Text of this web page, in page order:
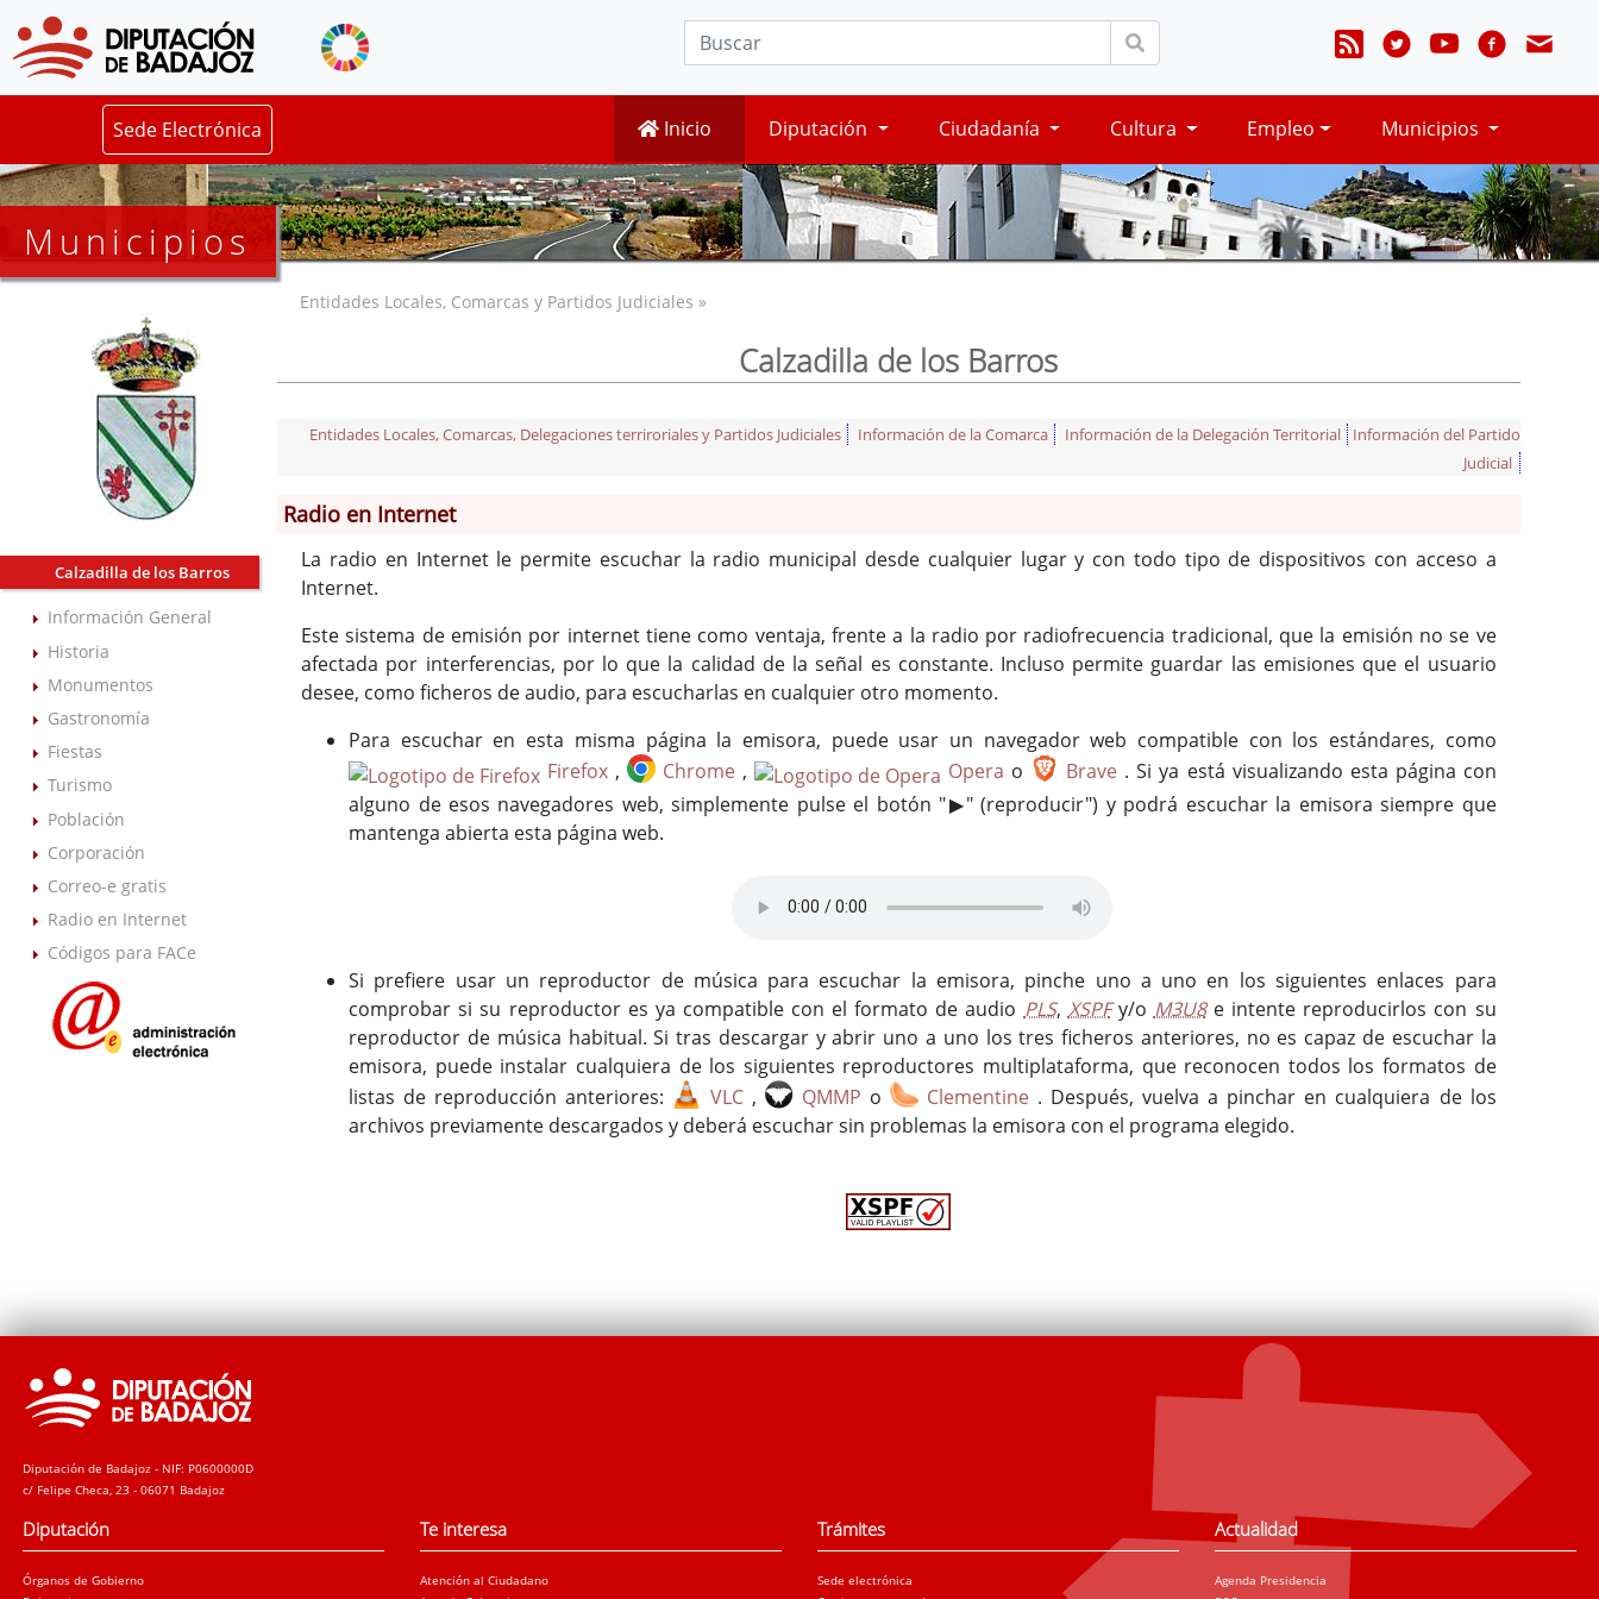
Sede Electrónica Inicio Diputación Ciudadanía Cultura Empleo Municipios
Municipios
Calzadilla de los Barros
Información General
Historia
Monumentos
Gastronomía
Fiestas
Turismo
Población
Corporación
Correo-e gratis
Radio en Internet
Códigos para FACe
Entidades Locales, Comarcas y Partidos Judiciales »
Calzadilla de los Barros
Entidades Locales, Comarcas, Delegaciones terriroriales y Partidos Judiciales Información de la Comarca Información de la Delegación Territorial
Información del Partido
Judicial
Radio en Internet
La radio en Internet le permite escuchar la radio municipal desde cualquier lugar y con todo tipo de dispositivos con acceso a
Internet.
Este sistema de emisión por internet tiene como ventaja, frente a la radio por radiofrecuencia tradicional, que la emisión no se ve
afectada por interferencias, por lo que la calidad de la señal es constante. Incluso permite guardar las emisiones que el usuario
desee, como ficheros de audio, para escucharlas en cualquier otro momento.
Para escuchar en esta misma página la emisora, puede usar un navegador web compatible con los estándares, como
Firefox , Chrome , Opera o Brave . Si ya está visualizando esta página con
alguno de esos navegadores web, simplemente pulse el botón "▶" (reproducir") y podrá escuchar la emisora siempre que
mantenga abierta esta página web.
Si prefiere usar un reproductor de música para escuchar la emisora, pinche uno a uno en los siguientes enlaces para
comprobar si su reproductor es ya compatible con el formato de audio PLS, XSPFy/o M3U8e intente reproducirlos con su
reproductor de música habitual. Si tras descargar y abrir uno a uno los tres ficheros anteriores, no es capaz de escuchar la
emisora, puede instalar cualquiera de los siguientes reproductores multiplataforma, que reconocen todos los formatos de
listas de reproducción anteriores:
VLC , QMMP o Clementine . Después, vuelva a pinchar en cualquiera de los
archivos previamente descargados y deberá escuchar sin problemas la emisora con el programa elegido.
Diputación de Badajoz - NIF: P0600000D
c/ Felipe Checa, 23 - 06071 Badajoz
Diputación
Órganos de Gobierno
Te interesa
Atención al Ciudadano
Trámites
Sede electrónica
Actualidad
Agenda Presidencia